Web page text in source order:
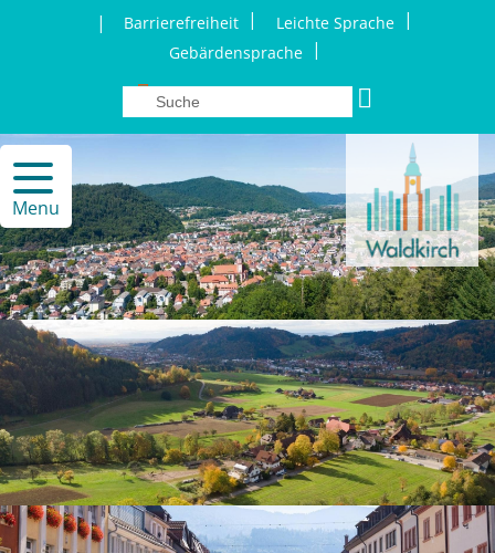
| Barrierefreiheit | Leichte Sprache |
Gebärdensprache |
Menu